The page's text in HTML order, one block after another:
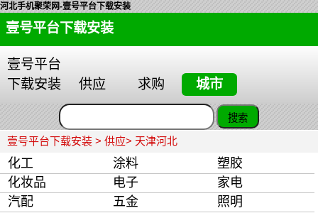
河北手机聚荣网-壹号平台下载安装
壹号平台下载安装
壹号平台
下载安装
供应 求购 城市
壹号平台下载安装> 供应> 天津河北
化工 涂料
塑胶
化妆品
电子
家电
汽配
五金
照明